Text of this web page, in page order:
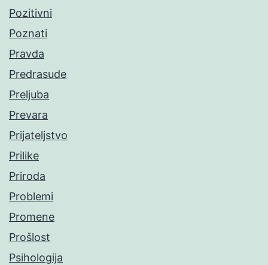
Pozitivni
Poznati
Pravda
Predrasude
Preljuba
Prevara
Prijateljstvo
Prilike
Priroda
Problemi
Promene
Prošlost
Psihologija